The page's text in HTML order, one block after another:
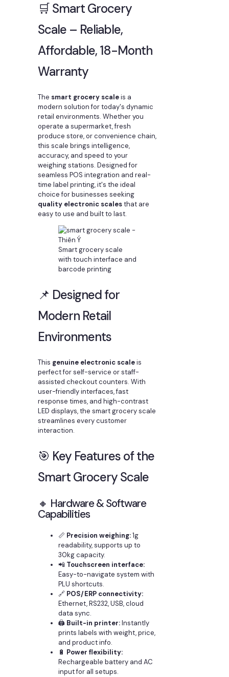
🛒 Smart Grocery
Scale – Reliable,
Affordable, 18-Month
Warranty
The smart grocery scaleis a
modern solution for today's dynamic
retail environments. Whether you
operate a supermarket, fresh
produce store, or convenience chain,
this scale brings intelligence,
accuracy, and speed to your
weighing stations. Designed for
seamless POS integration and real-
time label printing, it's the ideal
choice for businesses seeking
quality electronic scalesthat are
easy to use and built to last.
Smart grocery scale
with touch interface and
barcode printing
📌 Designed for
Modern Retail
Environments
This genuine electronic scaleis
perfect for self-service or staff-
assisted checkout counters. With
user-friendly interfaces, fast
response times, and high-contrast
LED displays, the smart grocery scale
streamlines every customer
interaction.
🎯 Key Features of the
Smart Grocery Scale
🔸 Hardware & Software
Capabilities
📏 Precision weighing:1g
readability, supports up to
30kg capacity.
📲 Touchscreen interface:
Easy-to-navigate system with
PLU shortcuts.
🔗 POS/ERP connectivity:
Ethernet, RS232, USB, cloud
data sync.
🖨️ Built-in printer:Instantly
prints labels with weight, price,
and product info.
🔋 Power flexibility:
Rechargeable battery and AC
input for all setups.